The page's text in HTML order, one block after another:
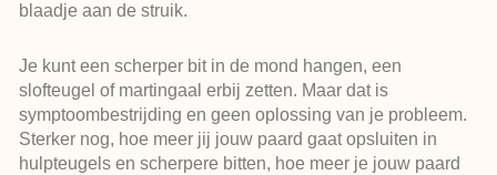
blaadje aan de struik.
Je kunt een scherper bit in de mond hangen, een
slofteugel of martingaal erbij zetten. Maar dat is
symptoombestrijding en geen oplossing van je probleem.
Sterker nog, hoe meer jij jouw paard gaat opsluiten in
hulpteugels en scherpere bitten, hoe meer je jouw paard